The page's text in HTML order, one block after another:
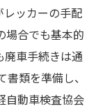
レッカーの手配
場合でも基本的
廃車手続きは通
類を準備し、
自動車検査協会